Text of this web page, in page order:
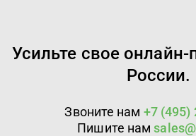
Усильте свое онлайн-
России.
Звоните нам +7 (495)
Пишите нам